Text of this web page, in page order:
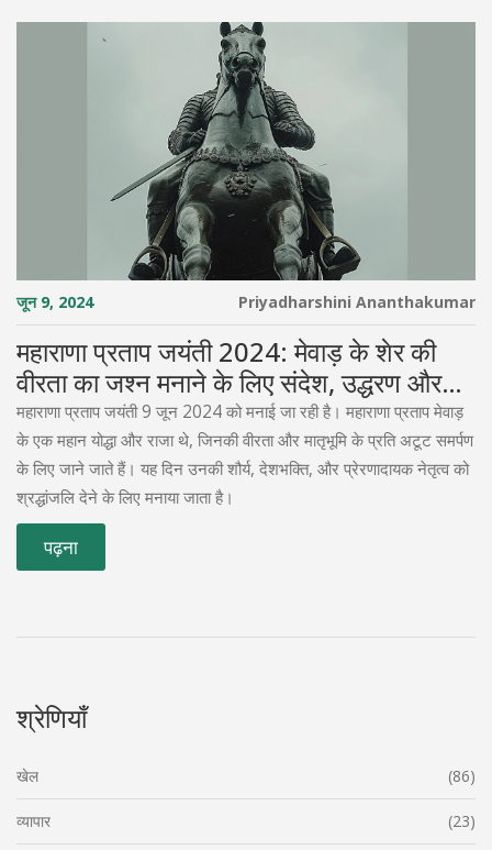
जून 9, 2024 Priyadharshini Ananthakumar
महाराणा प्रताप जयंती 2024: मेवाड़ के शेर की
वीरता का जश्न मनाने के लिए संदेश, उद्धरण और
छवियाँ
महाराणा प्रताप जयंती 9 जून 2024 को मनाई जा रही है। महाराणा प्रताप मेवाड़
के एक महान योद्धा और राजा थे, जिनकी वीरता और मातृभूमि के प्रति अटूट समर्पण
के लिए जाने जाते हैं। यह दिन उनकी शौर्य, देशभक्ति, और प्रेरणादायक नेतृत्व को
श्रद्धांजलि देने के लिए मनाया जाता है।
पढ़ना
श्रेणियाँ
खेल (86)
व्यापार (23)